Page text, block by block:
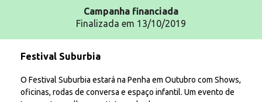
Campanha financiada
Finalizada em 13/10/2019
Festival Suburbia
O Festival Suburbia estará na Penha em Outubro com Shows,
oficinas, rodas de conversa e espaço infantil. Um evento de